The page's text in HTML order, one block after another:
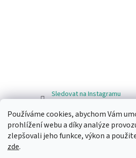
Používáme cookies, abychom Vám
prohlížení webu a díky analýze
zlepšovali jeho funkce, výkon a
zde.
Sledovat na Instagramu
Facebook